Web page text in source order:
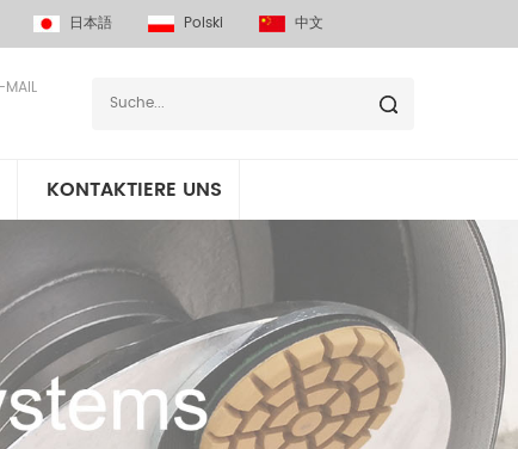
日本語 Polski 中文
MAIL
KONTAKTIERE UNS